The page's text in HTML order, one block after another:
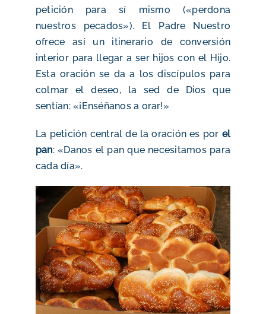
petición para sí mismo («perdona
nuestros pecados»). El Padre Nuestro
ofrece así un itinerario de conversión
interior para llegar a ser hijos con el Hijo.
Esta oración se da a los discípulos para
colmar el deseo, la sed de Dios que
sentían: «¡Enséñanos a orar!»
La petición central de la oración es por el
pan: «Danos el pan que necesitamos para
cada día».